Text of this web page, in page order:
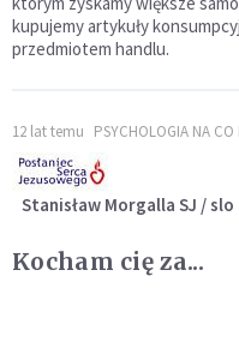
kupujemy artykuły
przedmiotem handlu.
12 lat temu PSYCHOLOGIA NA CO
Stanisław Morgalla SJ / slo
Kocham cię za...